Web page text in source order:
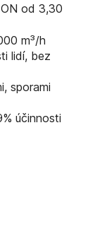
od 3,30
m³/h
lidí, bez
sporami
účinnosti